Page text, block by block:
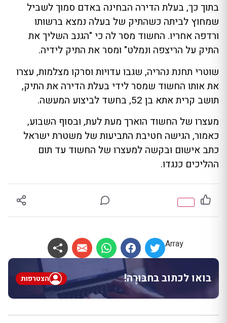
בתוך כך, בעלת הדירה הבחינה באדם סמוך לשביל
שמחוץ לביתה כשהתיק של בעלה נמצא ברשותו
ורדפה אחריו. החשוד מסר לה כי "הגנב השליך את
התיק על הריצפה ונמלט" ומסר את התיק לידיה.
שוטרי תחנת נהריה, שגבו עדויות וסרקו מצלמות, עצרו
את אותו החשוד שמסר לידי בעלת הדירה את התיק,
תושב קרית אתא בן 52, בחשד לביצוע המעשה.
מעצרו של החשוד הוארך מעת לעת, ובסוף השבוע,
כאמור, הגישה חטיבת התביעות של משטרת ישראל
כתב אישום ובקשה למעצרו של החשוד עד תום
ההליכים כנגדו.
Array
בואו לכתוב בחבּוּרֶה! הצטרפות